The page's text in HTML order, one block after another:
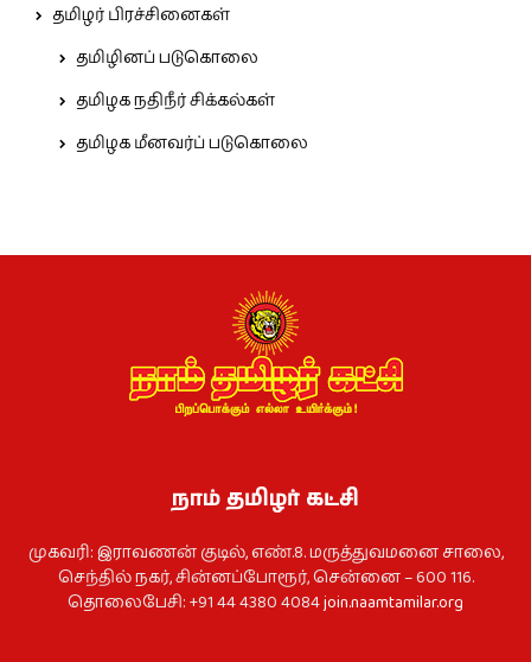
தமிழர் பிரச்சினைகள்
தமிழினப் படுகொலை
தமிழக நதிநீர் சிக்கல்கள்
தமிழக மீனவர்ப் படுகொலை
நாம் தமிழர் கட்சி
முகவரி: இராவணன் குடில், எண்.8. மருத்துவமனை சாலை,
செந்தில் நகர், சின்னப்போரூர், சென்னை – 600 116.
தொலைபேசி: +91 44 4380 4084join.naamtamilar.org